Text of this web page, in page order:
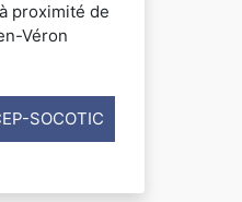
proximité de
Véron
SOCOTIC